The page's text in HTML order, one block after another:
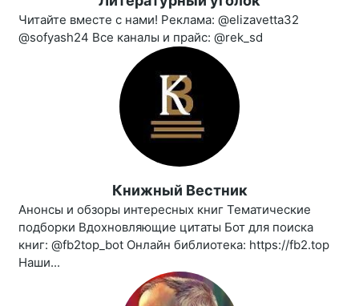
Читайте вместе с нами! Реклама: @elizavetta32
@sofyash24 Все каналы и прайс: @rek_sd
Книжный Вестник
Анонсы и обзоры интересных книг Тематические
подборки Вдохновляющие цитаты Бот для поиска
книг: @fb2top_bot Онлайн библиотека: https://fb2.top
Наши...